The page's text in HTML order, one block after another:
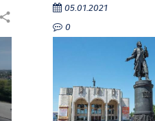
05.01.2021
0